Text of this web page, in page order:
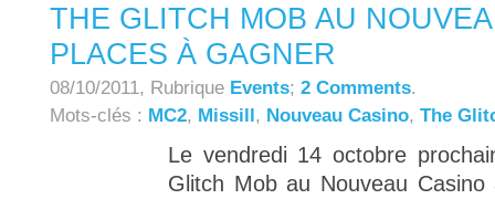
THE GLITCH MOB AU
PLACES À GAGNER
08/10/2011, Rubrique Events; 2 Comments.
Mots-clés : MC2, Missill, Nouveau Casino, The
Le vendredi 14 octobre
Glitch Mob au Nouveau